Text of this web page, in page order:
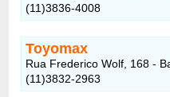
(11)3836-4008
Toyomax
Rua Frederico Wolf, 168 -
(11)3832-2963